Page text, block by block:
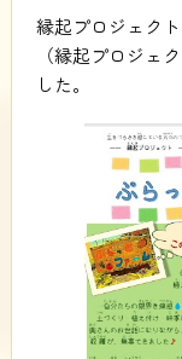
縁起プロジェク
（縁起プロジェ
した。